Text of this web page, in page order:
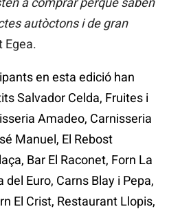
autòctons i de gran
Egea.
en esta edició han
Salvador Celda, Fruites i
Amadeo, Carnisseria
Manuel, El Rebost
Bar El Raconet, Forn La
del Euro, Carns Blay i Pepa,
El Crist, Restaurant Llopis,